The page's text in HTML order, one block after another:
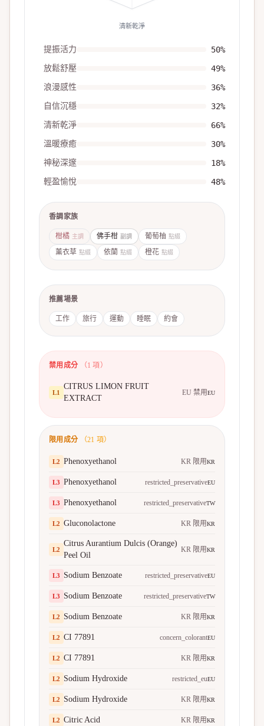
清新乾淨
提振活力 50%
放鬆舒壓 49%
浪漫感性 36%
自信沉穩 32%
清新乾淨 66%
溫暖療癒 30%
神秘深邃 18%
輕盈愉悅 48%
香調家族
柑橘 主調 佛手柑 副調 葡萄柚 點綴
薰衣草 點綴 依蘭 點綴 橙花 點綴
推薦場景
工作 旅行 運動 睡眠 約會
禁用成分 （1 項）
L1
CITRUS LIMON FRUIT
EXTRACT
EU 禁用EU
限用成分 （21 項）
L2 Phenoxyethanol KR 限用KR
L3 Phenoxyethanol restricted_preservativeEU
L3 Phenoxyethanol restricted_preservativeTW
L2 Gluconolactone KR 限用KR
L2
Citrus Aurantium Dulcis (Orange)
Peel Oil
KR 限用KR
L3 Sodium Benzoate restricted_preservativeEU
L3 Sodium Benzoate restricted_preservativeTW
L2 Sodium Benzoate KR 限用KR
L2 CI 77891 concern_colorantEU
L2 CI 77891 KR 限用KR
L2 Sodium Hydroxide restricted_euEU
L2 Sodium Hydroxide KR 限用KR
L2 Citric Acid KR 限用KR